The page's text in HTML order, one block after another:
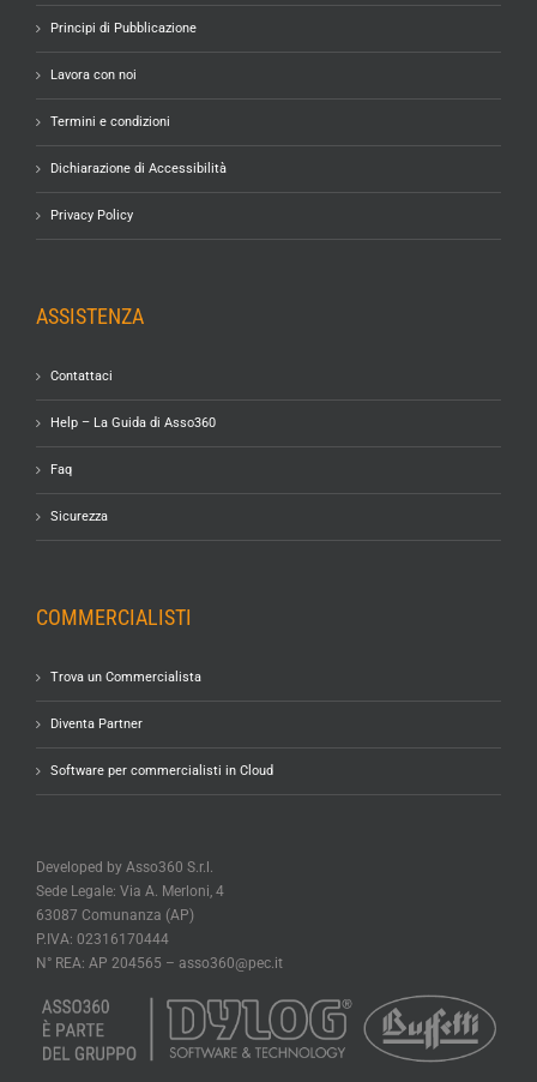
Principi di Pubblicazione
Lavora con noi
Termini e condizioni
Dichiarazione di Accessibilità
Privacy Policy
ASSISTENZA
Contattaci
Help – La Guida di Asso360
Faq
Sicurezza
COMMERCIALISTI
Trova un Commercialista
Diventa Partner
Software per commercialisti in Cloud
Developed by Asso360 S.r.l.
Sede Legale: Via A. Merloni, 4
63087 Comunanza (AP)
P.IVA: 02316170444
N° REA: AP 204565 – asso360@pec.it